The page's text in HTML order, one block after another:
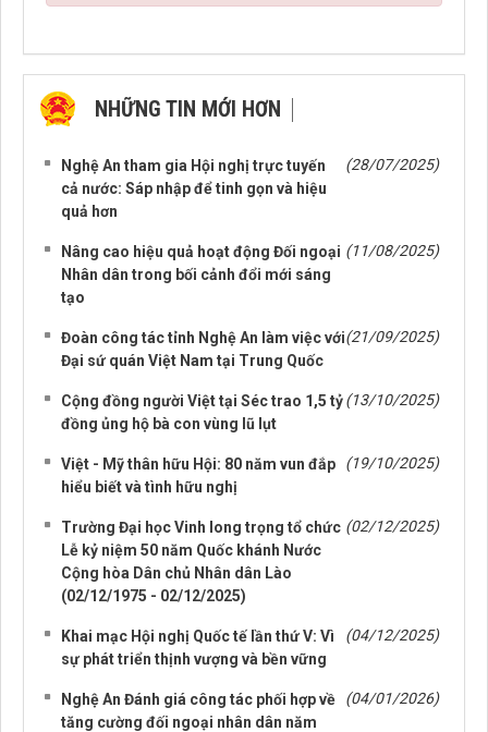
NHỮNG TIN MỚI HƠN
Nghệ An tham gia Hội nghị trực tuyến
cả nước: Sáp nhập để tinh gọn và hiệu
quả hơn
(28/07/2025)
Nâng cao hiệu quả hoạt động Đối ngoại
Nhân dân trong bối cảnh đổi mới sáng
tạo
(11/08/2025)
Đoàn công tác tỉnh Nghệ An làm việc với
Đại sứ quán Việt Nam tại Trung Quốc
(21/09/2025)
Cộng đồng người Việt tại Séc trao 1,5 tỷ
đồng ủng hộ bà con vùng lũ lụt
(13/10/2025)
Việt - Mỹ thân hữu Hội: 80 năm vun đắp
hiểu biết và tình hữu nghị
(19/10/2025)
Trường Đại học Vinh long trọng tổ chức
Lễ kỷ niệm 50 năm Quốc khánh Nước
Cộng hòa Dân chủ Nhân dân Lào
(02/12/1975 - 02/12/2025)
(02/12/2025)
Khai mạc Hội nghị Quốc tế lần thứ V: Vì
sự phát triển thịnh vượng và bền vững
(04/12/2025)
Nghệ An Đánh giá công tác phối hợp về
tăng cường đối ngoại nhân dân năm
(04/01/2026)